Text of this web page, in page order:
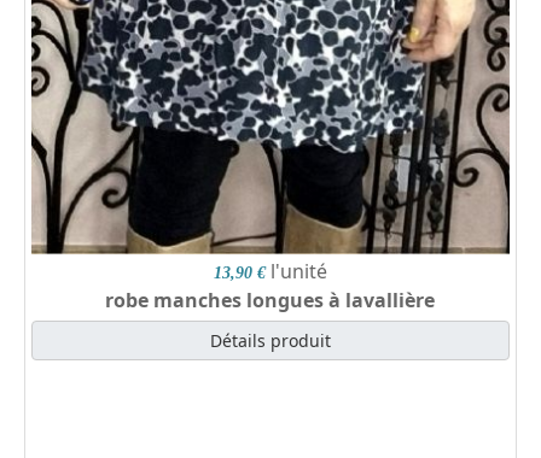
13,90 € l'unité
robe manches longues à lavallière
Détails produit